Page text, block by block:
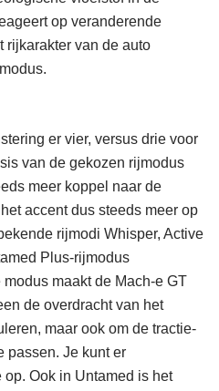
op veranderende
rijkarakter van de auto
er vier, versus drie voor
van de gekozen rijmodus
meer koppel naar de
accent dus steeds meer op
rijmodi Whisper, Active
Plus-rijmodus
maakt de Mach-e GT
de overdracht van het
maar ook om de tractie-
passen. Je kunt er
Ook in Untamed is het